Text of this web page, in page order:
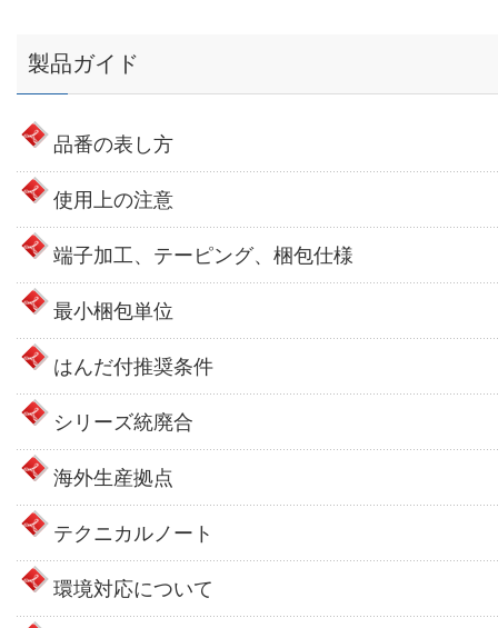
製品ガイド
品番の表し方
使用上の注意
端子加工、テーピング、梱包仕様
最小梱包単位
はんだ付推奨条件
シリーズ統廃合
海外生産拠点
テクニカルノート
環境対応について